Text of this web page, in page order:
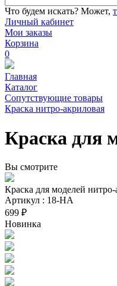
Что будем искать? Может,
Личный кабинет
Мои заказы
Корзина
0
Главная
Каталог
Сопутствующие товары
Краска нитро-акриловая
Краска для
Вы смотрите
Краска для моделей
Артикул : 18-НА
699 ₽
Новинка